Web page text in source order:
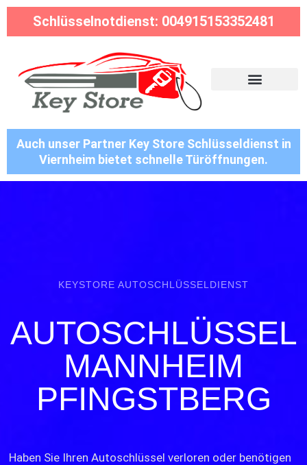
Schlüsselnotdienst: 004915153352481
Auch unser Partner Key Store Schlüsseldienst in
Viernheim bietet schnelle Türöffnungen.
KEYSTORE AUTOSCHLÜSSELDIENST
AUTOSCHLÜSSEL
MANNHEIM
PFINGSTBERG
Haben Sie Ihren Autoschlüssel verloren oder benötigen